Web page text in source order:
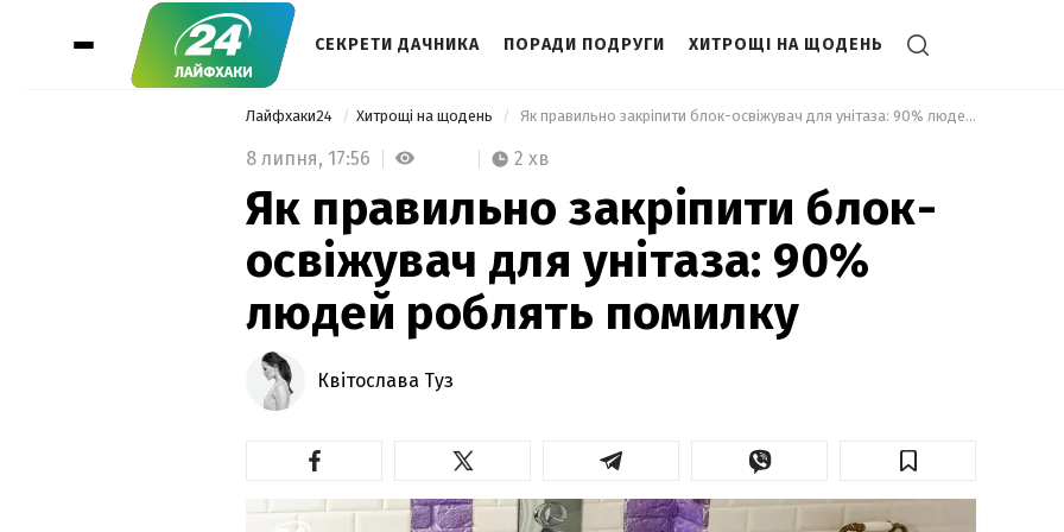
СЕКРЕТИ ДАЧНИКА ПОРАДИ ПОДРУГИ ХИТРОЩІ НА ЩОДЕНЬ
Лайфхаки24 Хитрощі на щодень Як правильно закріпити блок-освіжувач для унітаза: 90% людей роблять помилку
8 липня, 17:56 2 хв
Як правильно закріпити блок-
освіжувач для унітаза: 90%
людей роблять помилку
Квітослава Туз